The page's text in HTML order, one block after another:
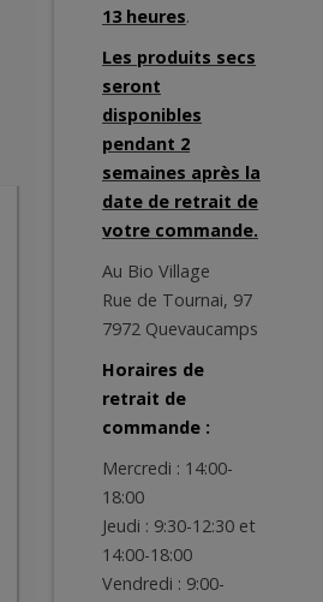
13 heures.
Les produits secs
seront
disponibles
pendant 2
semaines après la
date de retrait de
votre commande.
Au Bio Village
Rue de Tournai, 97
7972 Quevaucamps
Horaires de
retrait de
commande :
Mercredi : 14:00-
18:00
Jeudi : 9:30-12:30 et
14:00-18:00
Vendredi : 9:00-